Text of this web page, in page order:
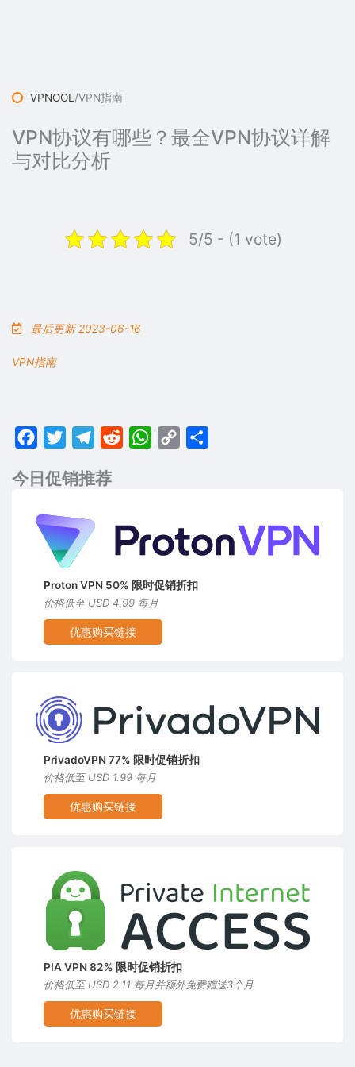
VPNOOL /VPN指南
VPN协议有哪些？最全VPN协议详解
与对比分析
5/5 - (1 vote)
最后更新 2023-06-16
VPN指南
FacebookTwitterTelegram
RedditWhatsApp
Copy
今日促销推荐
Proton VPN 50% 限时促销折扣
价格低至 USD 4.99 每月
优惠购买链接
PrivadoVPN 77% 限时促销折扣
价格低至 USD 1.99 每月
优惠购买链接
PIA VPN 82% 限时促销折扣
价格低至 USD 2.11 每月并额外免费赠送3个月
优惠购买链接